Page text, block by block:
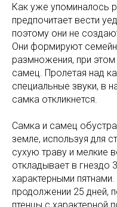
Как уже упоминалось
предпочитает вести
поэтому они не
Они формируют
размножения, при
самец. Пролетая над
специальные звуки, в
самка откликнется.
Самка и самец
земле, используя для
сухую траву и мелкие
откладывает в гнездо
характерными
продолжении 25 дней,